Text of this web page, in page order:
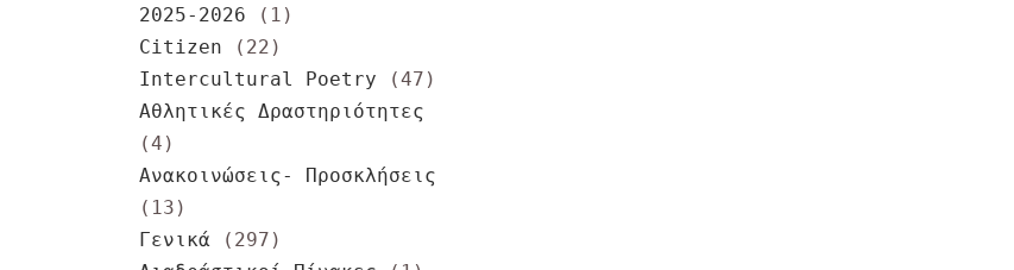
2025-2026 (1)
Citizen (22)
Intercultural Poetry (47)
Αθλητικές Δραστηριότητες
(4)
Ανακοινώσεις- Προσκλήσεις
(13)
Γενικά (297)